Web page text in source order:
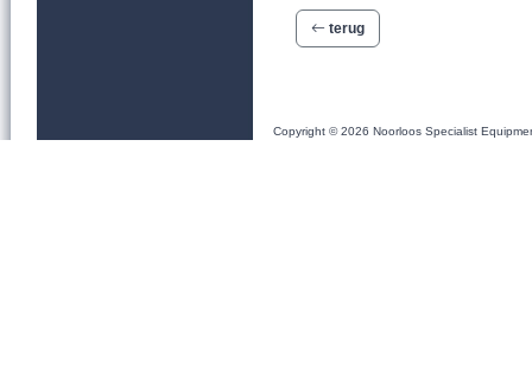
terug
Copyright © 2026 Noorloos Specialist